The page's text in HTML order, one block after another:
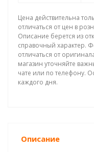
Цена действительна
отличаться от цен в
Описание берется из
справочный характер.
отличаться от
магазин уточняйте
чате или по телефону.
каждого дня.
Описание